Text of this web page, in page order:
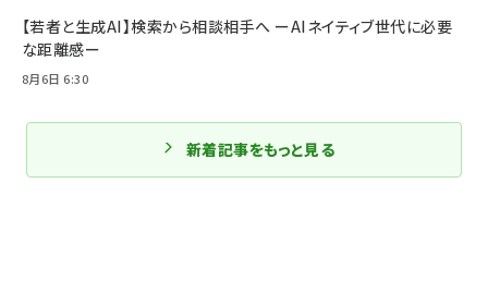
【若者と生成AI】検索から相談相手へ ーAIネイティブ世代に必要
な距離感ー
8月6日 6:30
新着記事をもっと見る